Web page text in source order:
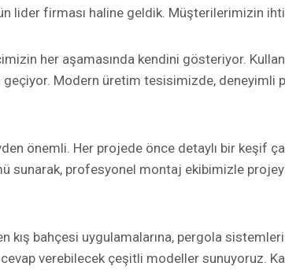
lider firması haline geldik. Müşterilerimizin
her aşamasında kendini gösteriyor.
Modern üretim tesisimizde, deneyimli
önemli. Her projede önce detaylı bir keşif
sunarak, profesyonel montaj ekibimizle
kış bahçesi uygulamalarına, pergola
verebilecek çeşitli modeller sunuyoruz.